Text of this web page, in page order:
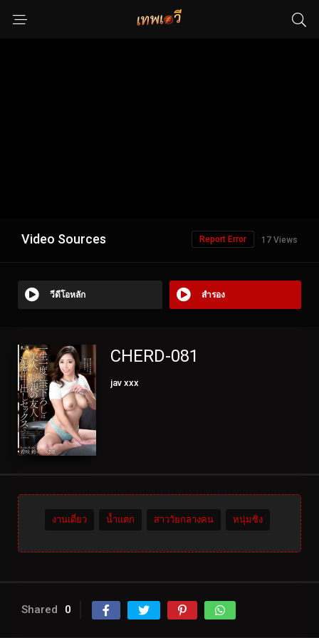
Video Sources 17 Views
Report Error
วีดีโอหลัก สำรอง
CHERD-081
jav xxx
งานเดี่ยว น้ำแตก สาววัยกลางคน หนุ่มซิง
Shared 0